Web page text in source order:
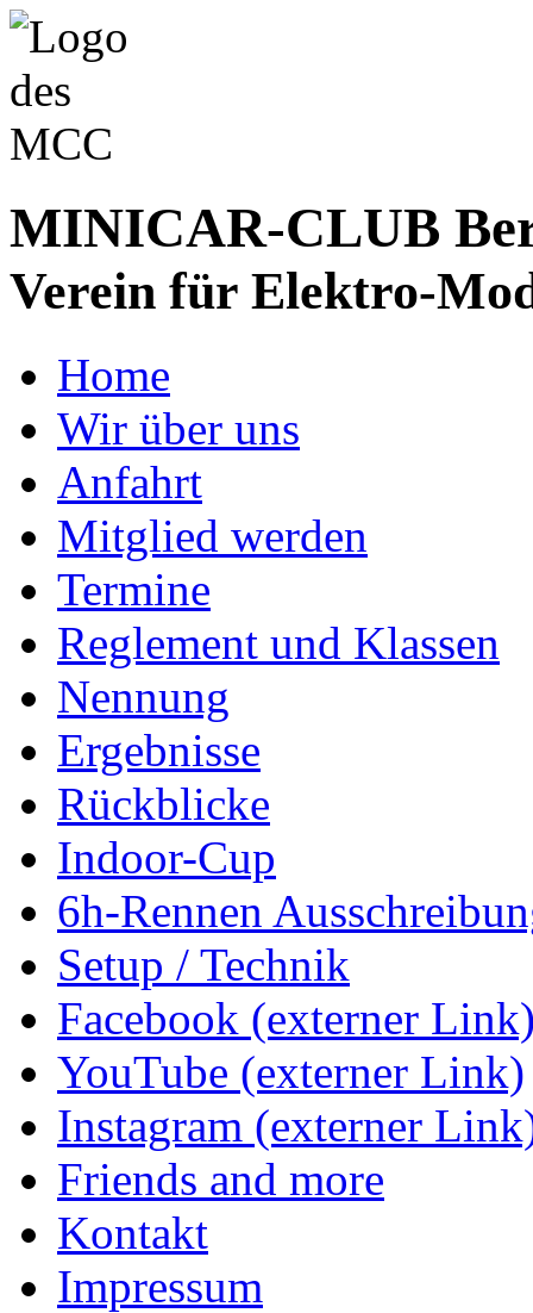
MINICAR-CLUB
Verein für Elektro-
Home
Wir über uns
Anfahrt
Mitglied werden
Termine
Reglement und Klassen
Nennung
Ergebnisse
Rückblicke
Indoor-Cup
6h-Rennen
Setup / Technik
Facebook (externer
YouTube (externer Link)
Instagram (externer
Friends and more
Kontakt
Impressum